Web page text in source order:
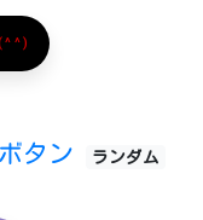
タン ランダム